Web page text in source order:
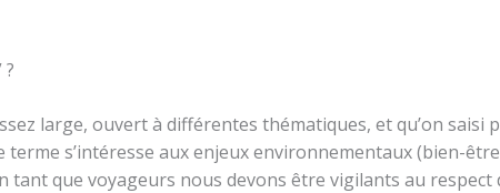
large, ouvert à différentes thématiques, et qu’on
terme s’intéresse aux enjeux environnementaux (bien-
tant que voyageurs nous devons être vigilants au